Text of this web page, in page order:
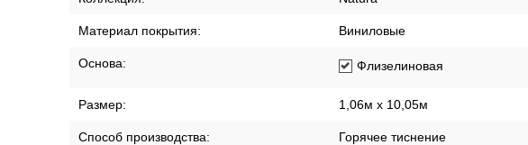
Материал покрытия: Виниловые
Основа: Флизелиновая
Размер: 1,06м х 10,05м
Способ производства: Горячее тиснение